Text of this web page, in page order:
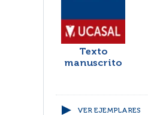
Texto
manuscrito
VER EJEMPLARES